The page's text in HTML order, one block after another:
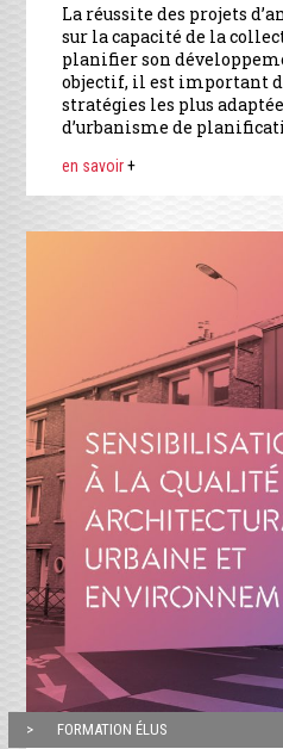
La réussite des projets
sur la capacité de la
planifier son
objectif, il est important
stratégies les plus
d’urbanisme de
en savoir+
FORMATION ÉLUS